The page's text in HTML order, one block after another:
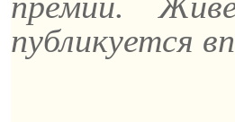
публикуется